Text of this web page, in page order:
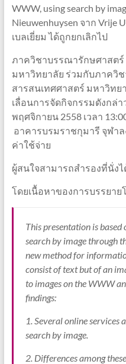
WWW, using search by
Nieuwenhuysen จาก Vrije
เบลเยี่ยม ได้ถูกยกเลิกไป
ภาควิชาบรรณารักษศาสต
มหาวิทยาลัย ร่วมกับภาควิ
สารสนเทศศาสตร์ มหาวิท
เลื่อนการจัดกิจกรรมดังกล่
พฤศจิกายน 2558 เวลา
อาคารบรมราชกุมารี จุฬา
ค่าใช้จ่าย
ผู้สนใจสามารถสำรองที่นั่ง
โดยเนื้อหาของการบรรยา
This presentation is
search by image through
new method for
consist of text but of an
to images on the WWW
findings:
1. Several online services
search by image.
2. Differences among